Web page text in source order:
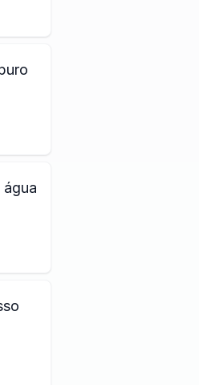
água